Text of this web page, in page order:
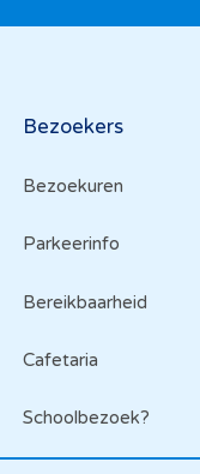
Bezoekers
Bezoekuren
Parkeerinfo
Bereikbaarheid
Cafetaria
Schoolbezoek?